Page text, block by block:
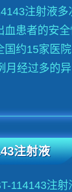
注射液
血患者的安
国约15家医
月经过多的
注射液
114143注射